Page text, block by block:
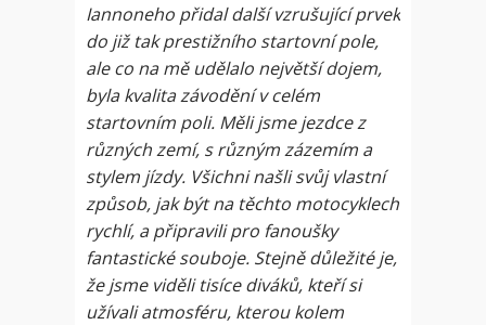
Iannoneho přidal další vzrušující prvek
do již tak prestižního startovní pole,
ale co na mě udělalo největší dojem,
byla kvalita závodění v celém
startovním poli. Měli jsme jezdce z
různých zemí, s různým zázemím a
stylem jízdy. Všichni našli svůj vlastní
způsob, jak být na těchto motocyklech
rychlí, a připravili pro fanoušky
fantastické souboje. Stejně důležité je,
že jsme viděli tisíce diváků, kteří si
užívali atmosféru, kterou kolem